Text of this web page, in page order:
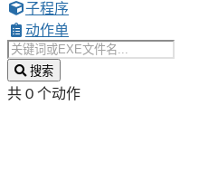
子程序
动作单
搜索
共 0 个动作